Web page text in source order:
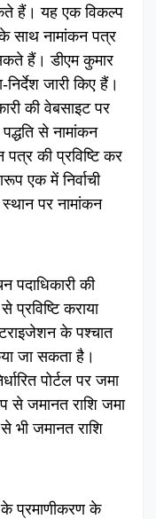
हैं। यह एक विकल्प
साथ नामांकन पत्र
हैं। डीएम कुमार
जारी किए हैं।
की वेबसाइट पर
से नामांकन
की प्रविष्टि कर
एक में निर्वाची
स्थान पर नामांकन
पदाधिकारी की
कराया
के पश्चात
जा सकता है।
पोर्टल पर जमा
से जमानत राशि जमा
भी जमानत राशि
के प्रमाणीकरण के